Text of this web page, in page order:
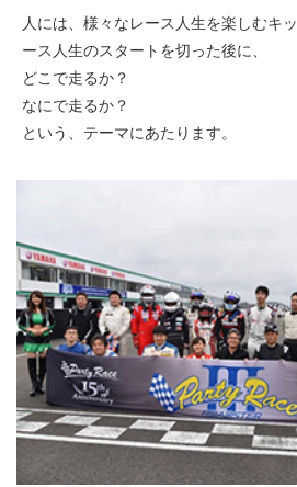
人には、様々なレース人生を楽しむキ
ース人生のスタートを切った後に、
どこで走るか？
なにで走るか？
という、テーマにあたります。